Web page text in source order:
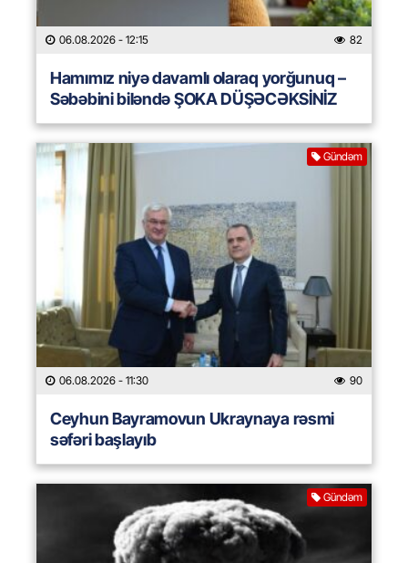
06.08.2026 - 12:15 82
Hamımız niyə davamlı olaraq yorğunuq –
Səbəbini biləndə ŞOKA DÜŞƏCƏKSİNİZ
Gündəm
06.08.2026 - 11:30 90
Ceyhun Bayramovun Ukraynaya rəsmi
səfəri başlayıb
Gündəm